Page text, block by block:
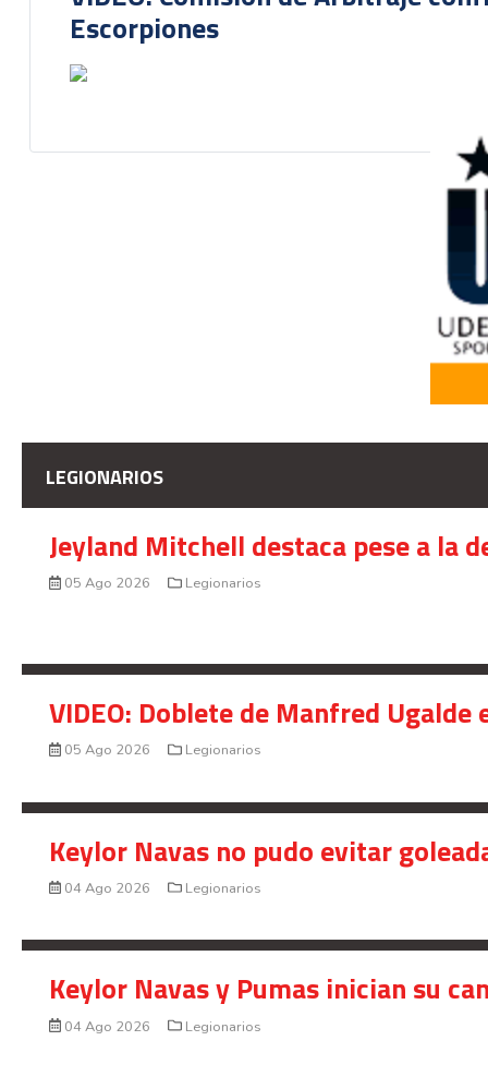
Escorpiones
LEGIONARIOS
Jeyland Mitchell destaca pese a la
05 Ago 2026 Legionarios
VIDEO: Doblete de Manfred
05 Ago 2026 Legionarios
Keylor Navas no pudo evitar
04 Ago 2026 Legionarios
Keylor Navas y Pumas inician su
04 Ago 2026 Legionarios